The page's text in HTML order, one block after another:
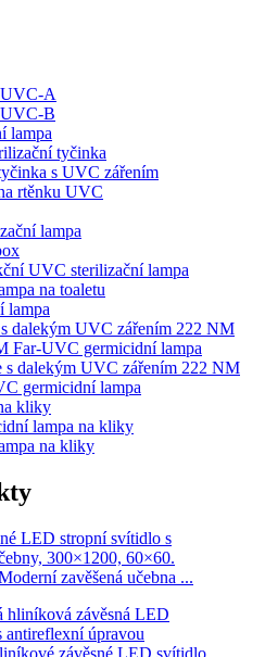
UVC-A
UVC-B
lampa
tyčinka
s UVC zářením
rtěnku UVC
lampa
UVC sterilizační lampa
na toaletu
lampa
dalekým UVC zářením 222 NM
Far-UVC germicidní lampa
s dalekým UVC zářením 222 NM
germicidní lampa
kliky
lampa na kliky
na kliky
zavěšená učebna ...
závěsné LED svítidlo